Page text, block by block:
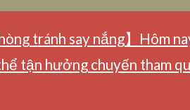
tránh say nắng】Hôm
tận hưởng chuyến tham